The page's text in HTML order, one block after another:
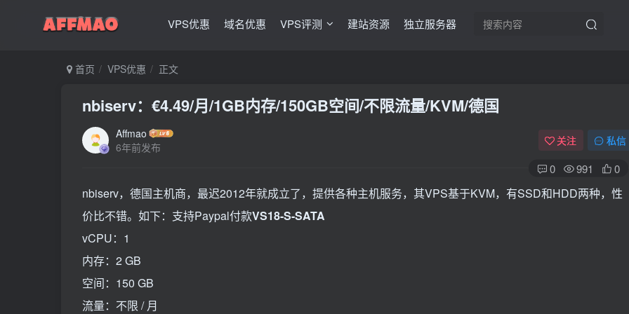
VPS优惠 域名优惠 VPS评测 建站资源 独立服务器
首页 VPS优惠 正文
nbiserv：€4.49/月/1GB内存/150GB空间/不限流量/KVM/德国
Affmao
6年前发布
关注 私信
0 991 0
nbiserv，德国主机商，最迟2012年就成立了，提供各种主机服务，其VPS基于KVM，有SSD和HDD两种，性
价比不错。如下：支持Paypal付款VS18-S-SATA
vCPU：1
内存：2 GB
空间：150 GB
流量：不限 / 月